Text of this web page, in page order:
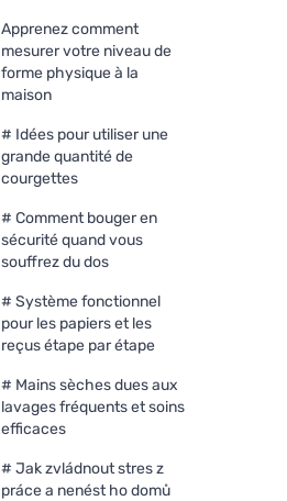
Apprenez comment
mesurer votre niveau de
forme physique à la
maison
# Idées pour utiliser une
grande quantité de
courgettes
# Comment bouger en
sécurité quand vous
souffrez du dos
# Système fonctionnel
pour les papiers et les
reçus étape par étape
# Mains sèches dues aux
lavages fréquents et soins
efficaces
# Jak zvládnout stres z
práce a nenést ho domů